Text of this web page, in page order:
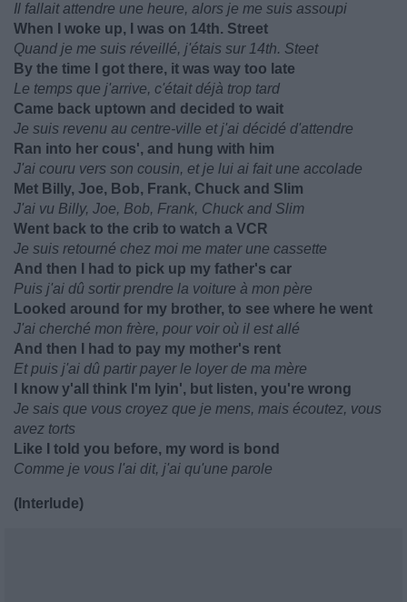
Il fallait attendre une heure, alors je me suis assoupi
When I woke up, I was on 14th. Street
Quand je me suis réveillé, j'étais sur 14th. Steet
By the time I got there, it was way too late
Le temps que j'arrive, c'était déjà trop tard
Came back uptown and decided to wait
Je suis revenu au centre-ville et j'ai décidé d'attendre
Ran into her cous', and hung with him
J'ai couru vers son cousin, et je lui ai fait une accolade
Met Billy, Joe, Bob, Frank, Chuck and Slim
J'ai vu Billy, Joe, Bob, Frank, Chuck and Slim
Went back to the crib to watch a VCR
Je suis retourné chez moi me mater une cassette
And then I had to pick up my father's car
Puis j'ai dû sortir prendre la voiture à mon père
Looked around for my brother, to see where he went
J'ai cherché mon frère, pour voir où il est allé
And then I had to pay my mother's rent
Et puis j'ai dû partir payer le loyer de ma mère
I know y'all think I'm lyin', but listen, you're wrong
Je sais que vous croyez que je mens, mais écoutez, vous
avez torts
Like I told you before, my word is bond
Comme je vous l'ai dit, j'ai qu'une parole
(Interlude)